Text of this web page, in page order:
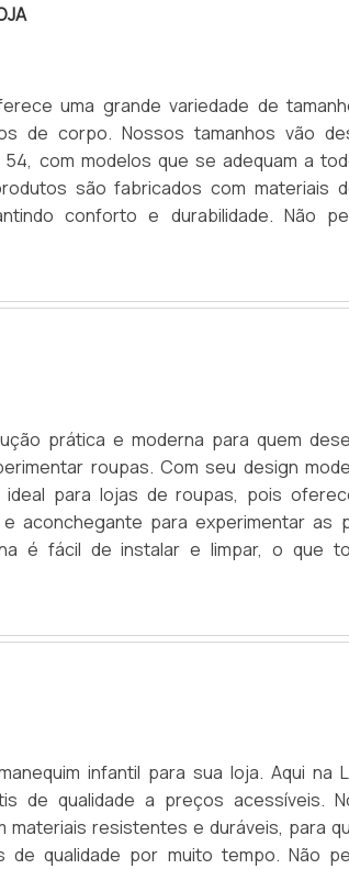
uma grande variedade de
de corpo. Nossos tamanhos vão
54, com modelos que se adequam a
são fabricados com materiais
conforto e durabilidade. Não
ideal para você e aproveite
prática e moderna para quem
roupas. Com seu design
para lojas de roupas, pois
aconchegante para experimentar as
é fácil de instalar e limpar, o que
agradável.
infantil para sua loja. Aqui na
de qualidade a preços acessíveis.
materiais resistentes e duráveis, para
qualidade por muito tempo. Não